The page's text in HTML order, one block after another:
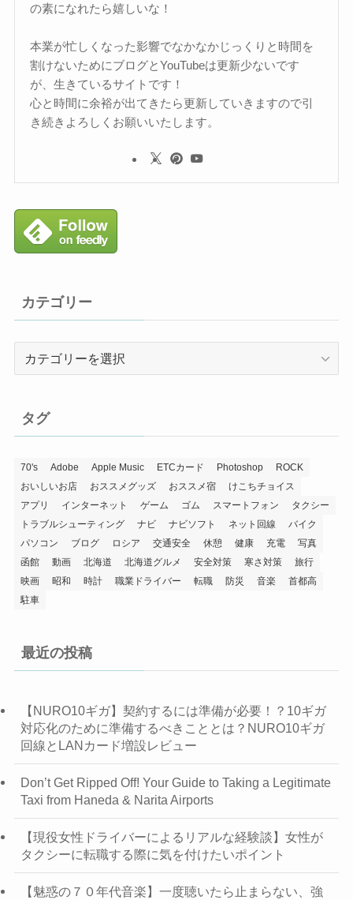
の素になれたら嬉しいな！
本業が忙しくなった影響でなかなかじっくりと時間を
割けないためにブログとYouTubeは更新少ないです
が、生きているサイトです！
心と時間に余裕が出てきたら更新していきますので引
き続きよろしくお願いいたします。
カテゴリー
ー
タグ
70's Adobe Apple Music ETCカード Photoshop
ROCK
おいしいお店
おススメグッズ おススメ宿
けこちチョイス
アプリ
インターネット ゲーム ゴム スマートフォン
タクシー
トラブルシューティング
ナビ ナビソフト ネット回線
バイク
パソコン
ブログ ロシア 交通安全 休憩 健康 充電
写真
函館
動画 北海道 北海道グルメ 安全対策 寒さ対策
旅行
映画
昭和 時計 職業ドライバー 転職 防災 音楽
首都高
駐車
最近の投稿
【NURO10ギガ】契約するには準備が必要！？10ギガ
対応化のために準備するべきこととは？NURO10ギガ
回線とLANカード増設レビュー
Don’t Get Ripped Off! Your Guide to Taking a Legitimate
Taxi from Haneda & Narita Airports
【現役女性ドライバーによるリアルな経験談】女性が
タクシーに転職する際に気を付けたいポイント
【魅惑の７０年代音楽】一度聴いたら止まらない、強